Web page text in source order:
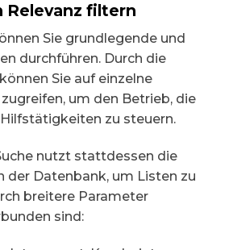
Relevanz filtern
Sie grundlegende und
durchführen. Durch die
Sie auf einzelne
um den Betrieb, die
zu steuern.
nutzt stattdessen die
der Datenbank, um Listen zu
breitere Parameter
sind: